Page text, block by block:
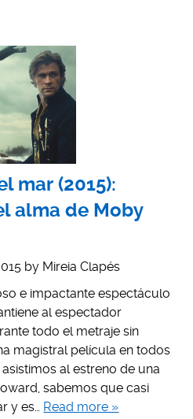
mar (2015):
alma de Moby
by Mireia Clapés
e impactante espectáculo
al espectador
todo el metraje sin
magistral película en todos
al estreno de una
sabemos que casi
y es… Read more »